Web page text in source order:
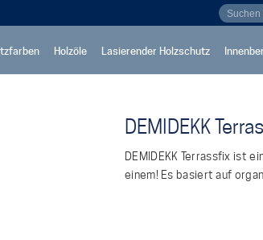
Holzöle Lasierender Holzschutz
DEMIDEKK
DEMIDEKK Terrassfix ist
einem! Es basiert auf